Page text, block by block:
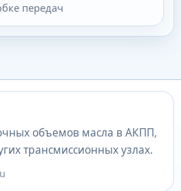
передач
объемов масла в АКПП,
трансмиссионных узлах.